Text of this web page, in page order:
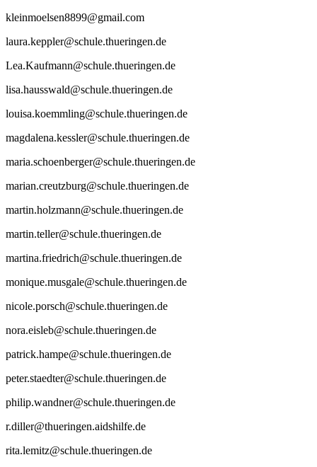
kleinmoelsen8899@gmail.com
laura.keppler@schule.thueringen.de
Lea.Kaufmann@schule.thueringen.de
lisa.hausswald@schule.thueringen.de
louisa.koemmling@schule.thueringen.de
magdalena.kessler@schule.thueringen.de
maria.schoenberger@schule.thueringen.de
marian.creutzburg@schule.thueringen.de
martin.holzmann@schule.thueringen.de
martin.teller@schule.thueringen.de
martina.friedrich@schule.thueringen.de
monique.musgale@schule.thueringen.de
nicole.porsch@schule.thueringen.de
nora.eisleb@schule.thueringen.de
patrick.hampe@schule.thueringen.de
peter.staedter@schule.thueringen.de
philip.wandner@schule.thueringen.de
r.diller@thueringen.aidshilfe.de
rita.lemitz@schule.thueringen.de